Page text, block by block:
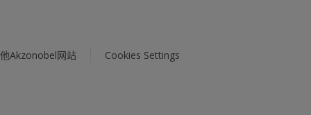
Akzonobel网站 Cookies Settings